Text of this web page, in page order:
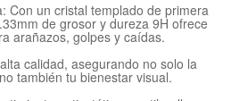
Con un cristal templado de primera
de grosor y dureza 9H ofrece
arañazos, golpes y caídas.
calidad, asegurando no solo la
también tu bienestar visual.